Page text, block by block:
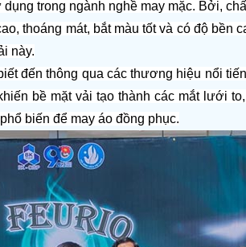
trong ngành nghề may mặc. Bởi,
thoáng mát, bắt màu tốt và có độ bền
này.
đến thông qua các thương hiệu nổi
bề mặt vải tạo thành các mắt lưới
biến để may áo đồng phục.